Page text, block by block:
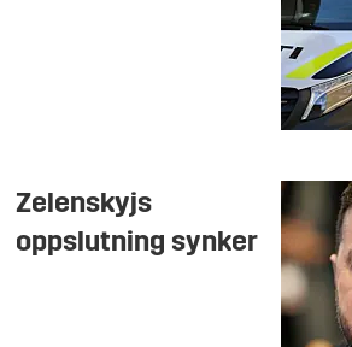
Zelenskyjs
oppslutning synker